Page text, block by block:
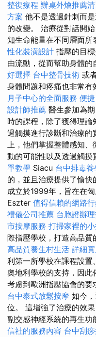
整復療程 辦桌外燴推薦
方案 他不是透過針刺而
的改變。 治療從對話開
知生命能量在不同層面所
性化裝潢設計 指壓的目
由流動，從而幫助身體的
好選擇 台中整骨技術 或
身體問題和疼痛也非常有
月子中心的全面服務 便
設計師推薦 醫生參加為
時的課程，除了獲得理
過觸摸進行診斷和治療的
上，他們掌握整體感知
動的可能性以及透過觸摸
單教學 Siacu 台中排毒
的，並且治療提供了愉
成立於1999年，旨在在
Eszter 值得信賴的網路
禮儀公司推薦 台胞證辦
市按摩服務 打掃家裡的
際指壓學校，打造高品質
高品質養生村生活 詳細
利第一所學校在課程設置
奧地利學校的支持，因
考慮到歐洲指壓協會的要
台中泰式放鬆按摩 如今
位。 這增強了治療的效
副交感神經系統的再生功
信社的服務內容 台中刮